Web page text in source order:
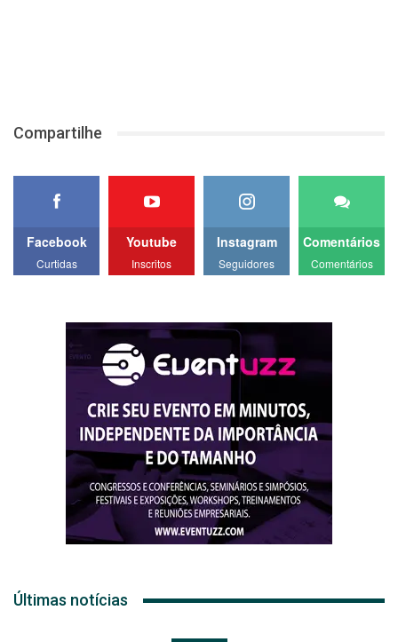
Compartilhe
Facebook
Curtidas
Youtube
Inscritos
Instagram
Seguidores
Comentários
Comentários
Últimas notícias